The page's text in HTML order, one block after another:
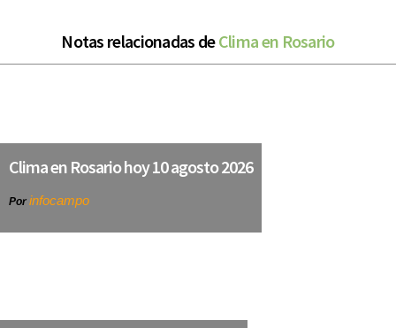
Notas relacionadas deClima en Rosario
Clima en Rosario hoy 10 agosto 2026
Por infocampo